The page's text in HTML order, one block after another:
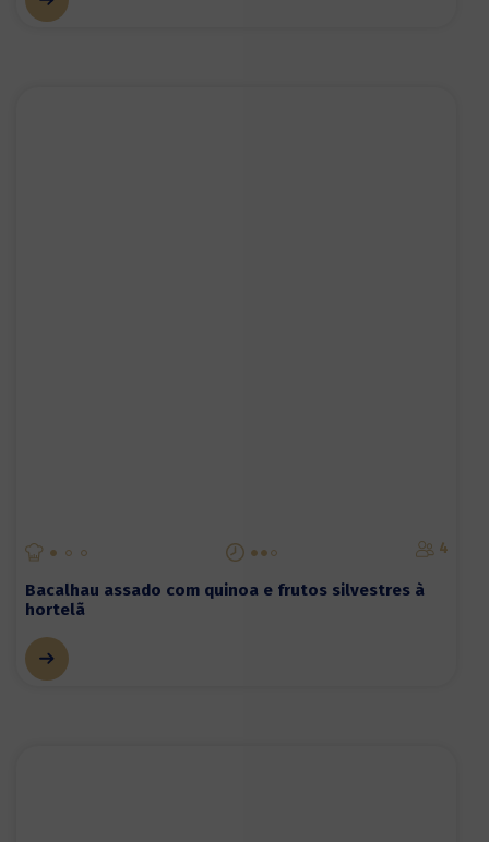
4
Bacalhau assado com quinoa e frutos silvestres à
hortelã